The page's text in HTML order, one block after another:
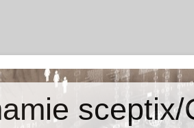
sceptix/